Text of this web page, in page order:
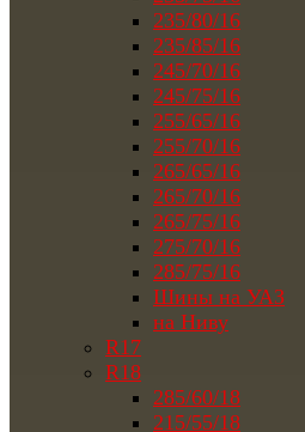
235/80/16
235/85/16
245/70/16
245/75/16
255/65/16
255/70/16
265/65/16
265/70/16
265/75/16
275/70/16
285/75/16
Шины на УАЗ
на Ниву
R17
R18
285/60/18
215/55/18